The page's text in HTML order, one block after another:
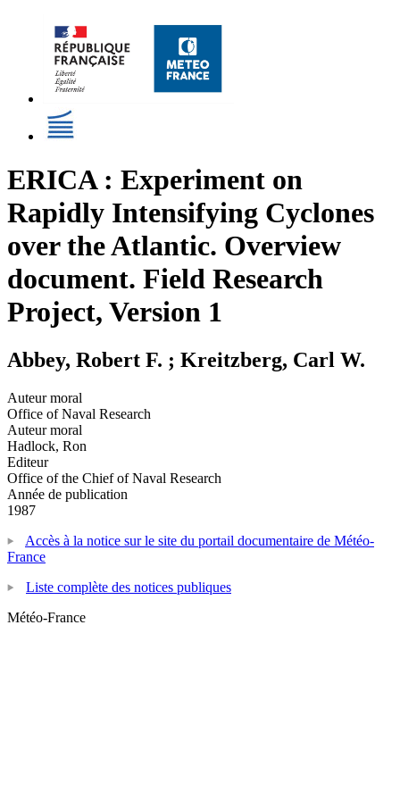
ERICA : Experiment on
Rapidly Intensifying Cyclones
over the Atlantic. Overview
document. Field Research
Project, Version 1
Abbey, Robert F. ; Kreitzberg, Carl W.
Auteur moral
Office of Naval Research
Auteur moral
Hadlock, Ron
Editeur
Office of the Chief of Naval Research
Année de publication
1987
Accès à la notice sur le site du portail documentaire de Météo-
France
Liste complète des notices publiques
Météo-France